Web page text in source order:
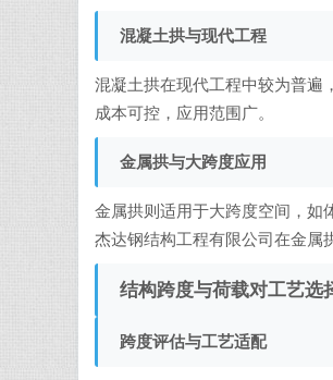
混凝土拱与现代工程
混凝土拱在现代工程中较为普遍
成本可控，应用范围广。
金属拱与大跨度应用
金属拱则适用于大跨度空间，如
杰达钢结构工程有限公司在金属
结构跨度与荷载对工艺选
跨度评估与工艺适配